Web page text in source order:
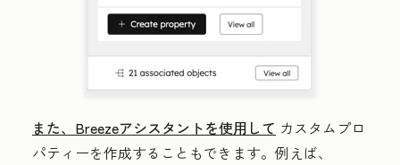
また、Breezeアシスタントを使用して カスタムプロ
パティーを作成することもできます。例えば、